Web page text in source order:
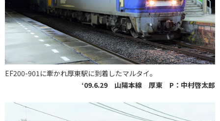
EF200-901に牽かれ厚東駅に到着したマルタイ。
‘09.6.29 山陽本線 厚東 P：中村啓太郎